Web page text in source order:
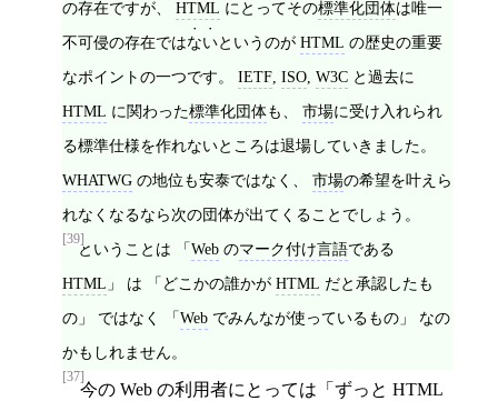
の存在ですが、 HTML にとってその標準化団体は唯一
不可侵の存在ではないというのが HTML の歴史の重要
なポイントの一つです。 IETF, ISO, W3C と過去に
HTML に関わった標準化団体も、 市場に受け入れられ
る標準仕様を作れないところは退場していきました。
WHATWG の地位も安泰ではなく、 市場の希望を叶えら
れなくなるなら次の団体が出てくることでしょう。
[39]
ということは 「Web のマーク付け言語である
HTML 」 は 「どこかの誰かが HTML だと承認したも
の」 ではなく 「Web でみんなが使っているもの」 なの
かもしれません。
[37]
今の Web の利用者にとっては「ずっと HTML